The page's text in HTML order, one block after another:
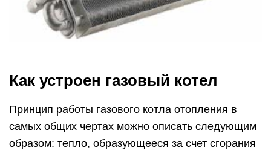
Как устроен газовый котел
Принцип работы газового котла отопления в
самых общих чертах можно описать следующим
образом: тепло, образующееся за счет сгорания